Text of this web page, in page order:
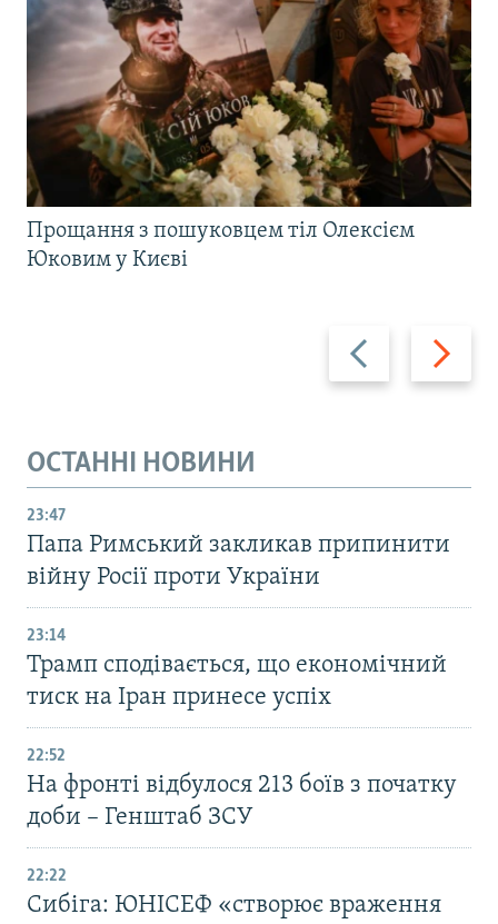
Назад Вперед
Прощання з пошуковцем тіл Олексієм
Юковим у Києві
ОСТАННІ НОВИНИ
23:47
Папа Римський закликав припинити
війну Росії проти України
23:14
Трамп сподівається, що економічний
тиск на Іран принесе успіх
22:52
На фронті відбулося 213 боїв з початку
доби – Генштаб ЗСУ
22:22
Сибіга: ЮНІСЕФ «створює враження